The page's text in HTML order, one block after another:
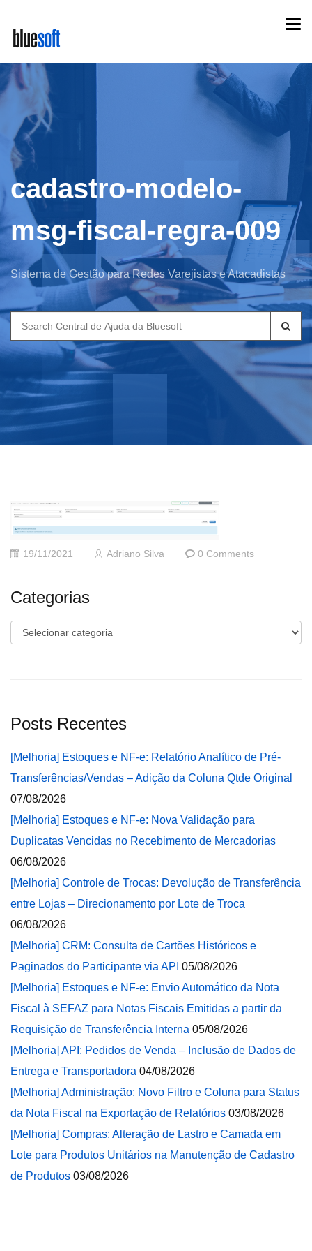
main
content
cadastro-modelo-
msg-fiscal-regra-009
Sistema de Gestão para Redes Varejistas e Atacadistas
Search
for:
19/11/2021 Adriano Silva 0 Comments
Categorias
Categorias
Posts Recentes
[Melhoria] Estoques e NF-e: Relatório Analítico de Pré-
Transferências/Vendas – Adição da Coluna Qtde Original
07/08/2026
[Melhoria] Estoques e NF-e: Nova Validação para
Duplicatas Vencidas no Recebimento de Mercadorias
06/08/2026
[Melhoria] Controle de Trocas: Devolução de Transferência
entre Lojas – Direcionamento por Lote de Troca
06/08/2026
[Melhoria] CRM: Consulta de Cartões Históricos e
Paginados do Participante via API 05/08/2026
[Melhoria] Estoques e NF-e: Envio Automático da Nota
Fiscal à SEFAZ para Notas Fiscais Emitidas a partir da
Requisição de Transferência Interna 05/08/2026
[Melhoria] API: Pedidos de Venda – Inclusão de Dados de
Entrega e Transportadora 04/08/2026
[Melhoria] Administração: Novo Filtro e Coluna para Status
da Nota Fiscal na Exportação de Relatórios 03/08/2026
[Melhoria] Compras: Alteração de Lastro e Camada em
Lote para Produtos Unitários na Manutenção de Cadastro
de Produtos 03/08/2026